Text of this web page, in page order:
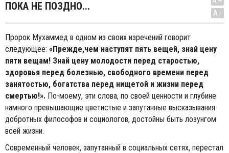
ПОКА НЕ ПОЗДНО...
A-
Пророк Мухаммед в одном из своих изречений говорит
следующее: «Прежде,чем наступят пять вещей, знай цену
пяти вещам! Знай цену молодости перед старостью,
здоровья перед болезнью, свободного времени перед
занятостью, богатства перед нищетой и жизни перед
смертью!». По-моему, эти слова, по своей ценности и глубине
намного превышающие цветистые и запутанные высказывания
добротных философов и социологов, достойны быть лозунгом
всей жизни.
Современный человек, запутанный в социальных сетях, перестал